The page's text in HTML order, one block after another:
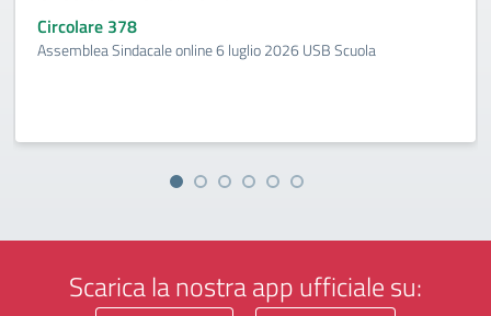
Circolare 378
Assemblea Sindacale online 6 luglio 2026 USB Scuola
Scarica la nostra app ufficiale su: